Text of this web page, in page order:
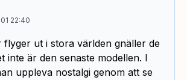
22:40
flyger ut i stora världen gnäller de
inte är den senaste modellen. I
uppleva nostalgi genom att se